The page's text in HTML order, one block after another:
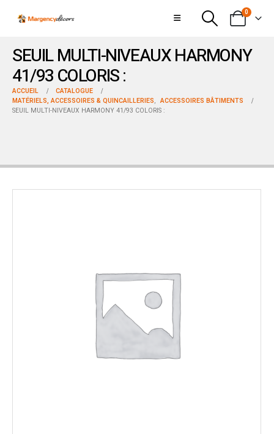
0
SEUIL MULTI-NIVEAUX HARMONY
41/93 COLORIS :
ACCUEIL
CATALOGUE
MATÉRIELS, ACCESSOIRES & QUINCAILLERIES, ACCESSOIRES BÂTIMENTS
SEUIL MULTI-NIVEAUX HARMONY 41/93 COLORIS :